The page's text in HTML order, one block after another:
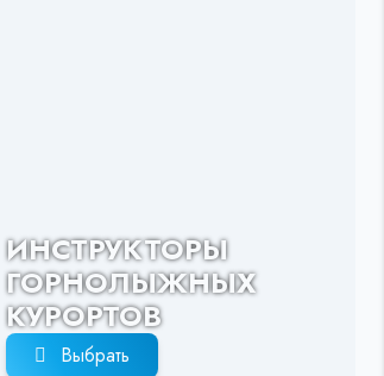
ИНСТРУКТОРЫ
ГОРНОЛЫЖНЫХ
КУРОРТОВ
Выбрать